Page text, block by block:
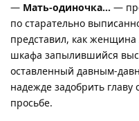
— Мать-одиночка… —
по старательно
представил, как женщина
шкафа запылившийся
оставленный давным-
надежде задобрить
просьбе.